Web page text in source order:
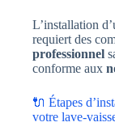
L’installation
requiert des
professionnel
conforme aux
🔌 Étapes
votre lave-